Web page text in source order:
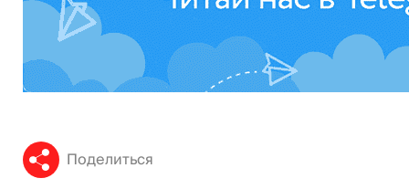
Поделиться